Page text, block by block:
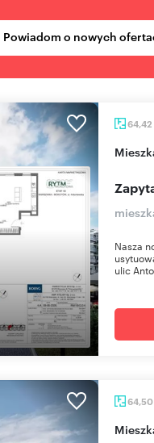
Powiadom o nowych
64,42
Nasza
ulic
64,50